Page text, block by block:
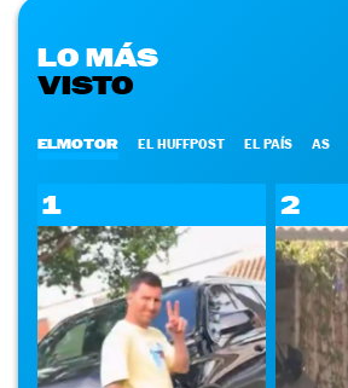
LO MÁS
VISTO
ELMOTOR EL HUFFPOST EL PAÍS AS
1 2